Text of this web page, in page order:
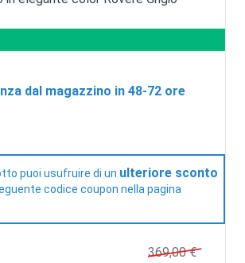
dal magazzino in 48-72 ore
puoi usufruire di un ulteriore sconto
codice coupon nella pagina
369,00 €